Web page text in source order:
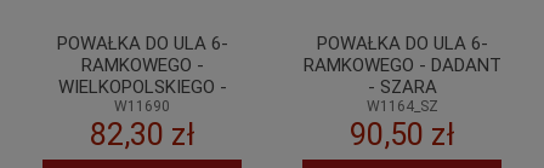
POWAŁKA DO ULA 6-
RAMKOWEGO -
WIELKOPOLSKIEGO -
NIEMALOWANA
W11690
82,30 zł
POWAŁKA DO ULA 6-
RAMKOWEGO - DADANT
- SZARA
W1164_SZ
90,50 zł